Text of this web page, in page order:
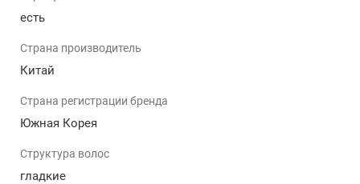
отвести взгляд? Эта большая шарнирная кукла Reborn
в день заказа, без предоплаты.
есть
Страна производитель
Китай
Страна регистрации бренда
Южная Корея
Структура волос
гладкие